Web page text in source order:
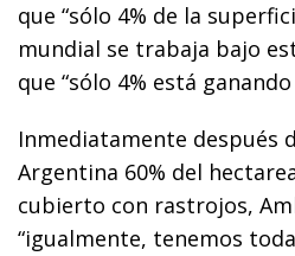
que “sólo 4% de la
mundial se trabaja bajo
que “sólo 4% está
Inmediatamente después
Argentina 60% del
cubierto con rastrojos,
“igualmente, tenemos